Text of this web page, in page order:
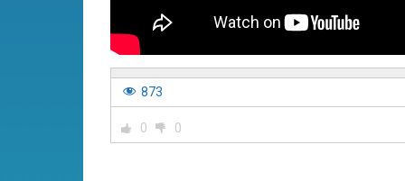
873
0 0